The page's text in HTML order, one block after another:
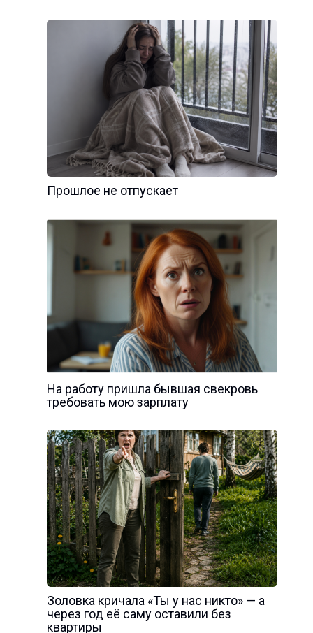
Прошлое не отпускает
На работу пришла бывшая свекровь
требовать мою зарплату
Золовка кричала «Ты у нас никто» — а
через год её саму оставили без
квартиры